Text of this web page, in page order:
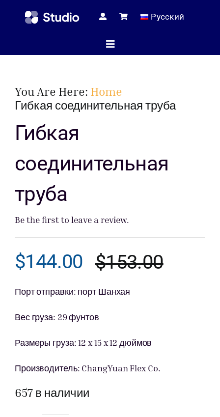
Русский
Toggle
Получить
You Are Here: Home
Гибкая соединительная труба
Гибкая
соединительная
труба
Be the first to leave a review.
$153.00
$144.00
Порт отправки: порт Шанхая
Вес груза: 29 фунтов
Размеры груза: 12 x 15 x 12 дюймов
Производитель: ChangYuan Flex Co.
657 в наличии